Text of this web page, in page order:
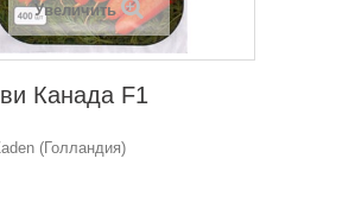
Увеличить
Канада F1
(Голландия)